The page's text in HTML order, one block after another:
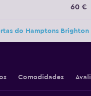
60 €
do Hamptons Brighton
Comodidades